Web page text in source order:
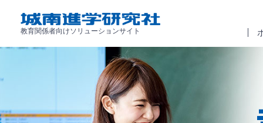
教育関係者向けソリューションサイト